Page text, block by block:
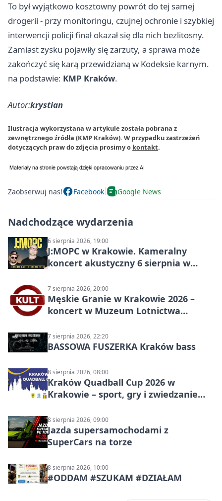
To był wyjątkowo kosztowny powrót do tej samej
drogerii - przy monitoringu, czujnej ochronie i szybkiej
interwencji policji finał okazał się dla nich bezlitosny.
Zamiast zysku pojawiły się zarzuty, a sprawa może
zakończyć się karą przewidzianą w Kodeksie karnym.
na podstawie: KMP Kraków.
Autor:krystian
Ilustracja wykorzystana w artykule została pobrana z
zewnętrznego źródła (KMP Kraków). W przypadku zastrzeżeń
dotyczących praw do zdjęcia prosimy o kontakt.
Zaobserwuj nas! Facebook Google News
Nadchodzące wydarzenia
6 sierpnia 2026, 19:00
J:МОРС w Krakowie. Kameralny
koncert akustyczny 6 sierpnia w
7 sierpnia 2026, 20:00
Męskie Granie w Krakowie 2026 –
koncert w Muzeum Lotnictwa
7 sierpnia 2026, 22:20
BASSOWA FUSZERKA Kraków bass
8 sierpnia 2026, 08:00
Kraków Quadball Cup 2026 w
Krakowie – sport, gry i zwiedzanie
8 sierpnia 2026, 09:00
Jazda supersamochodami z
SuperCars na torze
8 sierpnia 2026, 10:00
#ODDAM #SZUKAM #DZIAŁAM